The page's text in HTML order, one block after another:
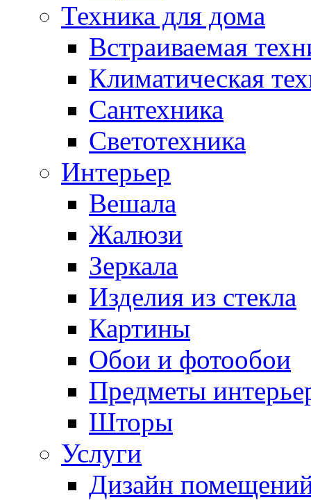
Техника для дома
Встраиваемая
Климатическая
Сантехника
Светотехника
Интерьер
Вешала
Жалюзи
Зеркала
Изделия из стекла
Картины
Обои и фотообои
Предметы
Шторы
Услуги
Дизайн